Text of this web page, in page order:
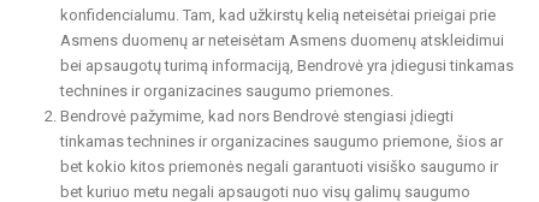
konfidencialumu. Tam, kad užkirstų kelią neteisėtai prieigai prie
Asmens duomenų ar neteisėtam Asmens duomenų atskleidimui
bei apsaugotų turimą informaciją, Bendrovė yra įdiegusi tinkamas
technines ir organizacines saugumo priemones.
Bendrovė pažymime, kad nors Bendrovė stengiasi įdiegti
tinkamas technines ir organizacines saugumo priemone, šios ar
bet kokio kitos priemonės negali garantuoti visiško saugumo ir
bet kuriuo metu negali apsaugoti nuo visų galimų saugumo